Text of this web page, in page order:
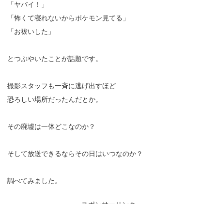
「ヤバイ！」
「怖くて寝れないからポケモン見てる」
「お祓いした」
とつぶやいたことが話題です。
撮影スタッフも一斉に逃げ出すほど
恐ろしい場所だったんだとか。
その廃墟は一体どこなのか？
そして放送できるならその日はいつなのか？
調べてみました。